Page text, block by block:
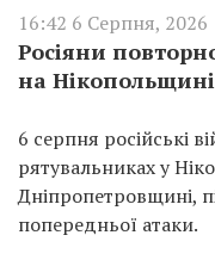
16:42 6 Серпня, 2026
Росіяни
на Нікопольщині
6 серпня російські
рятувальниках у
Дніпропетровщині,
попередньої атаки.